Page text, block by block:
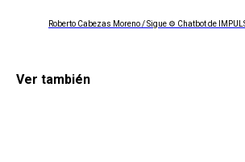
Roberto Cabezas Moreno / Sigue ⚙ Chatbot de
Ver también